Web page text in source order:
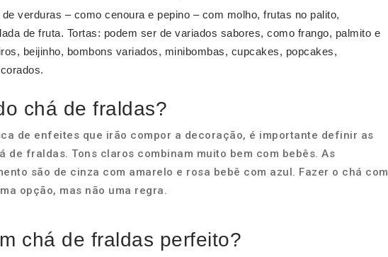
verduras – como cenoura e pepino – com molho, frutas no palito,
de fruta. Tortas: podem ser de variados sabores, como frango, palmito e
beijinho, bombons variados, minibombas, cupcakes, popcakes,
chá de fraldas?
de enfeites que irão compor a decoração, é importante definir as
de fraldas. Tons claros combinam muito bem com bebês. As
são de cinza com amarelo e rosa bebê com azul. Fazer o chá com
opção, mas não uma regra.
chá de fraldas perfeito?